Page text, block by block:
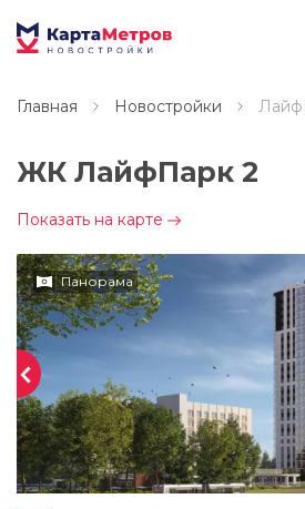
Главная Новостройки
ЖК ЛайфПарк 2
Показать на карте
Панорама